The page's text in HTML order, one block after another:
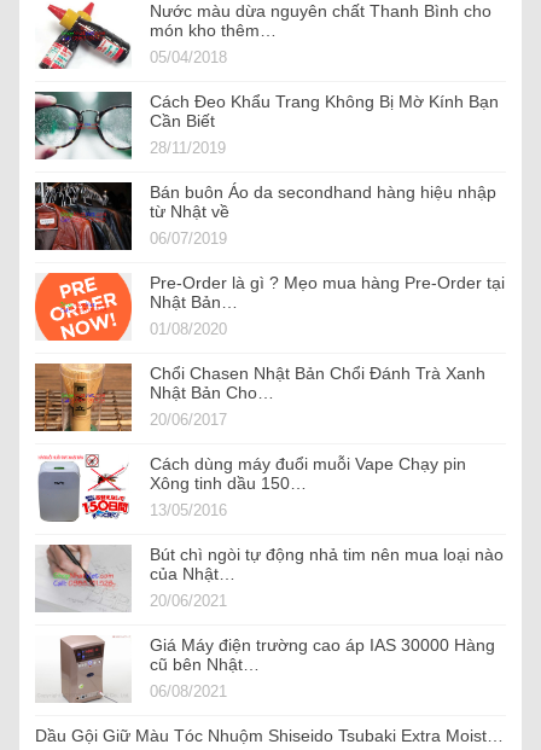
Nước màu dừa nguyên chất Thanh Bình cho
món kho thêm…
05/04/2018
Cách Đeo Khẩu Trang Không Bị Mờ Kính Bạn
Cần Biết
28/11/2019
Bán buôn Áo da secondhand hàng hiệu nhập
từ Nhật về
06/07/2019
Pre-Order là gì ? Mẹo mua hàng Pre-Order tại
Nhật Bản…
01/08/2020
Chổi Chasen Nhật Bản Chổi Đánh Trà Xanh
Nhật Bản Cho…
20/06/2017
Cách dùng máy đuổi muỗi Vape Chạy pin
Xông tinh dầu 150…
13/05/2016
Bút chì ngòi tự động nhả tim nên mua loại nào
của Nhật…
20/06/2021
Giá Máy điện trường cao áp IAS 30000 Hàng
cũ bên Nhật…
06/08/2021
Dầu Gội Giữ Màu Tóc Nhuộm Shiseido Tsubaki Extra Moist…